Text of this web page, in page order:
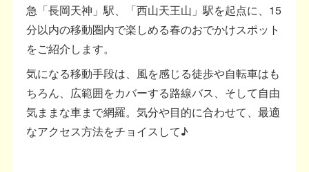
急「長岡天神」駅、「西山天王山」駅を起点に、15
分以内の移動圏内で楽しめる春のおでかけスポット
をご紹介します。
気になる移動手段は、風を感じる徒歩や自転車はも
ちろん、広範囲をカバーする路線バス、そして自由
気ままな車まで網羅。気分や目的に合わせて、最適
なアクセス方法をチョイスして♪